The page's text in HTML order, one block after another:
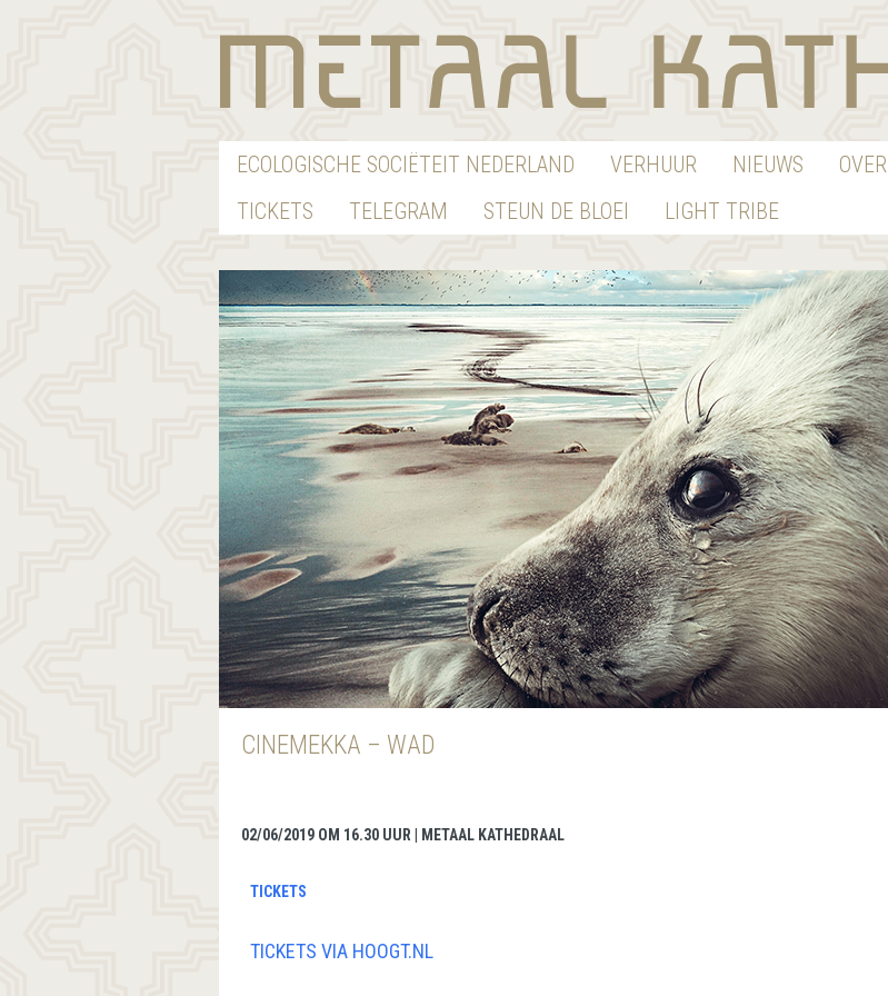
ECOLOGISCHE SOCIËTEIT NEDERLAND VERHUUR NIEUWS OVER
TICKETS
TELEGRAM STEUN DE BLOEI LIGHT TRIBE
CINEMEKKA – WAD
02/06/2019 OM 16.30 UUR | METAAL KATHEDRAAL
TICKETS
TICKETS VIA HOOGT.NL